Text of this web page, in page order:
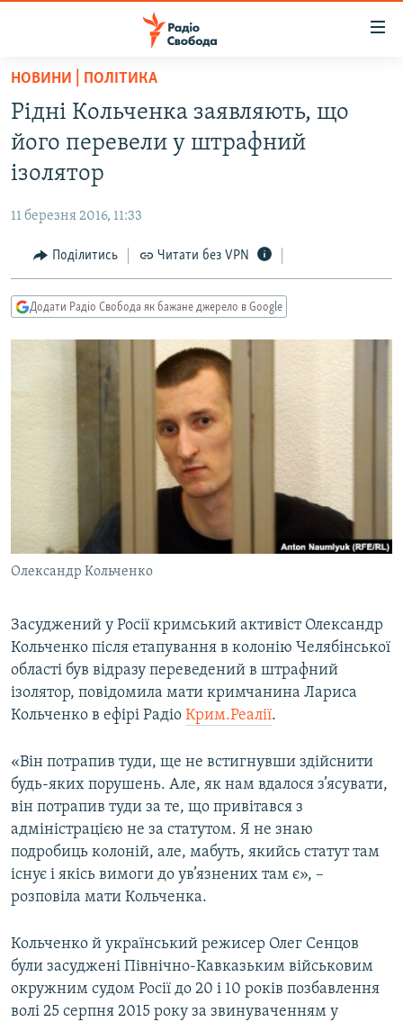
Перейти
основного
матеріалу
Перейти
до
основної
навігації
Перейти
до
пошуку
ВСЕ ЗА ДОБУ
ЕКОНОМІКА
СУСПІЛЬСТВО
РОСІЙСЬКА «ФІЛЬТРАЦІЯ»
ДОНБАС.РЕАЛІЇ
ТИ ЯК?
ПРИАЗОВ’Я
КИТАЙ.ВИКЛИКИ
СПЕЦПРОЄКТИ
ПОДКАСТИ
РУС
УКР
КТАТ
Усі сайти RFE/RL
НОВИНИ | ПОЛІТИКА
Рідні Кольченка заявляють, що
його перевели у штрафний
ізолятор
11 березня 2016, 11:33
Поділитись Читати без VPN
Додати Радіо Свобода як бажане джерело в Google
Олександр Кольченко
Засуджений у Росії кримський активіст Олександр
Кольченко після етапування в колонію Челябінської
області був відразу переведений в штрафний
ізолятор, повідомила мати кримчанина Лариса
Кольченко в ефірі Радіо Крим.Реалії.
«Він потрапив туди, ще не встигнувши здійснити
будь-яких порушень. Але, як нам вдалося з’ясувати,
він потрапив туди за те, що привітався з
адміністрацією не за статутом. Я не знаю
подробиць колоній, але, мабуть, якийсь статут там
існує і якісь вимоги до ув’язнених там є», –
розповіла мати Кольченка.
Кольченко й український режисер Олег Сенцов
були засуджені Північно-Кавказьким військовим
окружним судом Росії до 20 і 10 років позбавлення
волі 25 серпня 2015 року за звинуваченням у